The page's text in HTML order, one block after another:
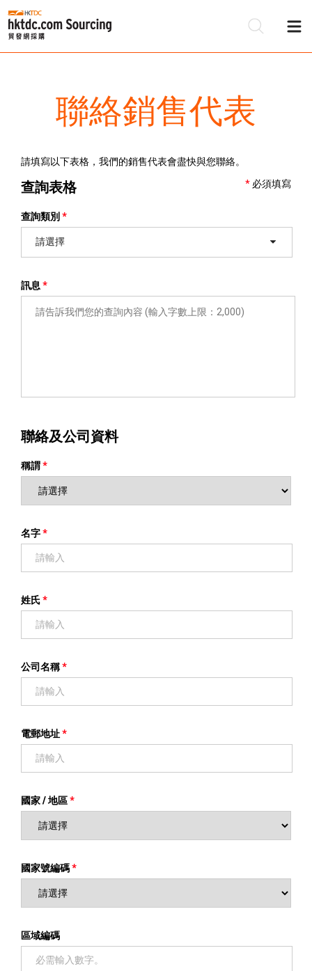
聯絡銷售代表
請填寫以下表格，我們的銷售代表會盡快與您聯絡。
查詢表格 必須填寫
查詢類別
請選擇
訊息
聯絡及公司資料
稱謂
名字
姓氏
公司名稱
電郵地址
國家 / 地區
國家號編碼
區域編碼